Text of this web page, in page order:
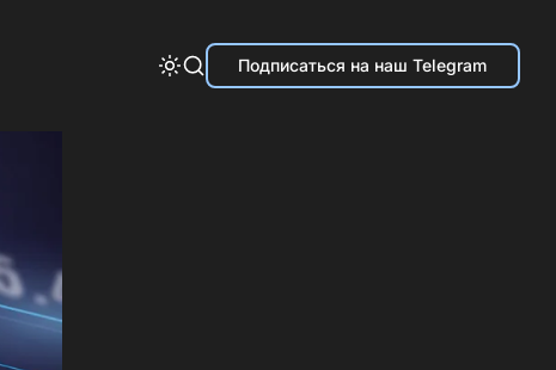
Подписаться на наш Telegram